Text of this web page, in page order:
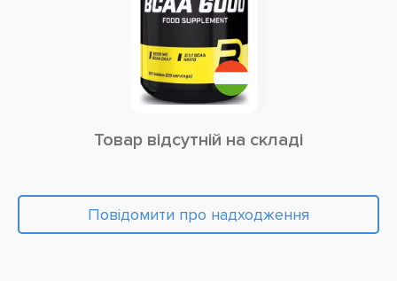
Товар відсутній на складі
Повідомити про надходження